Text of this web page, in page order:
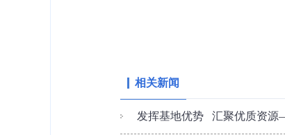
相关新闻
发挥基地优势 汇聚优质资